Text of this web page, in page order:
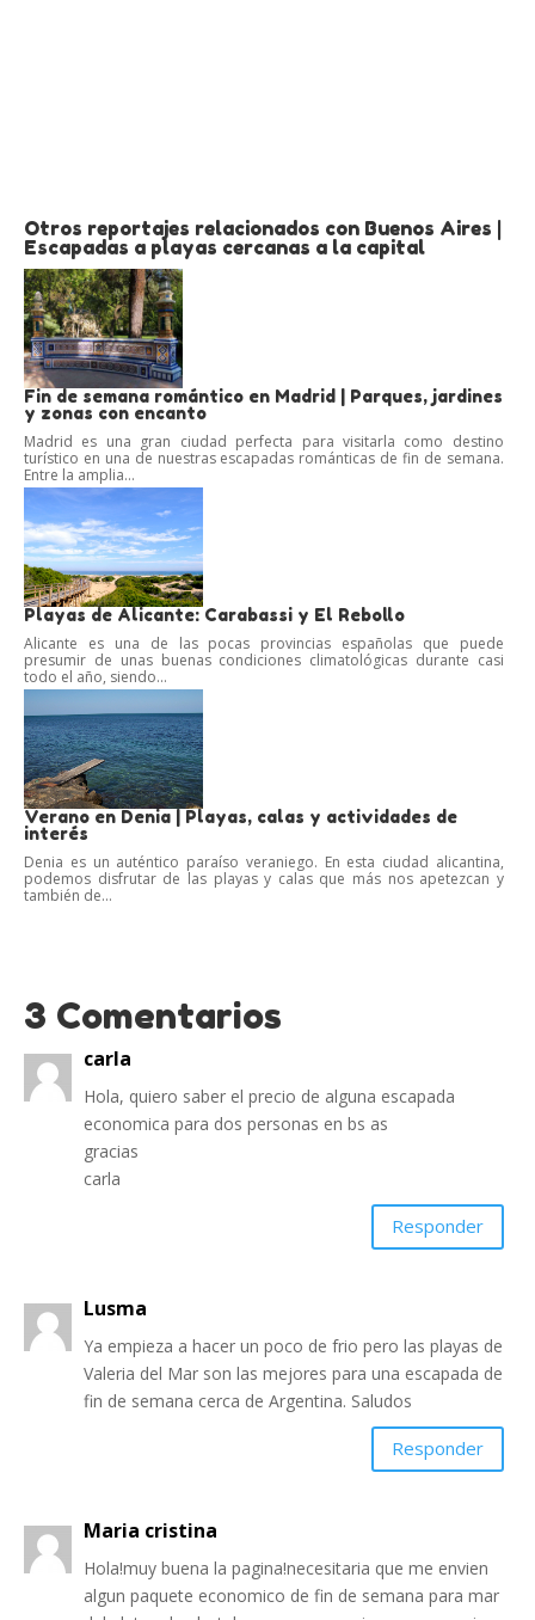
Otros reportajes relacionados con Buenos Aires |
Escapadas a playas cercanas a la capital
Fin de semana romántico en Madrid | Parques, jardines
y zonas con encanto
Madrid es una gran ciudad perfecta para visitarla como destino
turístico en una de nuestras escapadas románticas de fin de semana.
Entre la amplia...
Playas de Alicante: Carabassi y El Rebollo
Alicante es una de las pocas provincias españolas que puede
presumir de unas buenas condiciones climatológicas durante casi
todo el año, siendo...
Verano en Denia | Playas, calas y actividades de
interés
Denia es un auténtico paraíso veraniego. En esta ciudad alicantina,
podemos disfrutar de las playas y calas que más nos apetezcan y
también de...
3 Comentarios
carla
Hola, quiero saber el precio de alguna escapada
economica para dos personas en bs as
gracias
carla
Responder
Lusma
Ya empieza a hacer un poco de frio pero las playas de
Valeria del Mar son las mejores para una escapada de
fin de semana cerca de Argentina. Saludos
Responder
Maria cristina
Hola!muy buena la pagina!necesitaria que me envien
algun paquete economico de fin de semana para mar